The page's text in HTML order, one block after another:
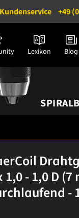
Kundenservice +49
Lexikon Blog
1,0 - 1,0 D
-